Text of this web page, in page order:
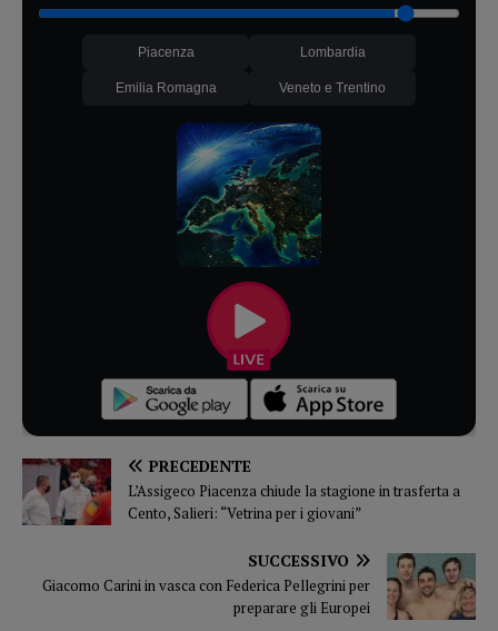
Piacenza Lombardia
Emilia Romagna Veneto e Trentino
PRECEDENTE
L’Assigeco Piacenza chiude la stagione in trasferta a
Cento, Salieri: “Vetrina per i giovani”
SUCCESSIVO
Giacomo Carini in vasca con Federica Pellegrini per
preparare gli Europei